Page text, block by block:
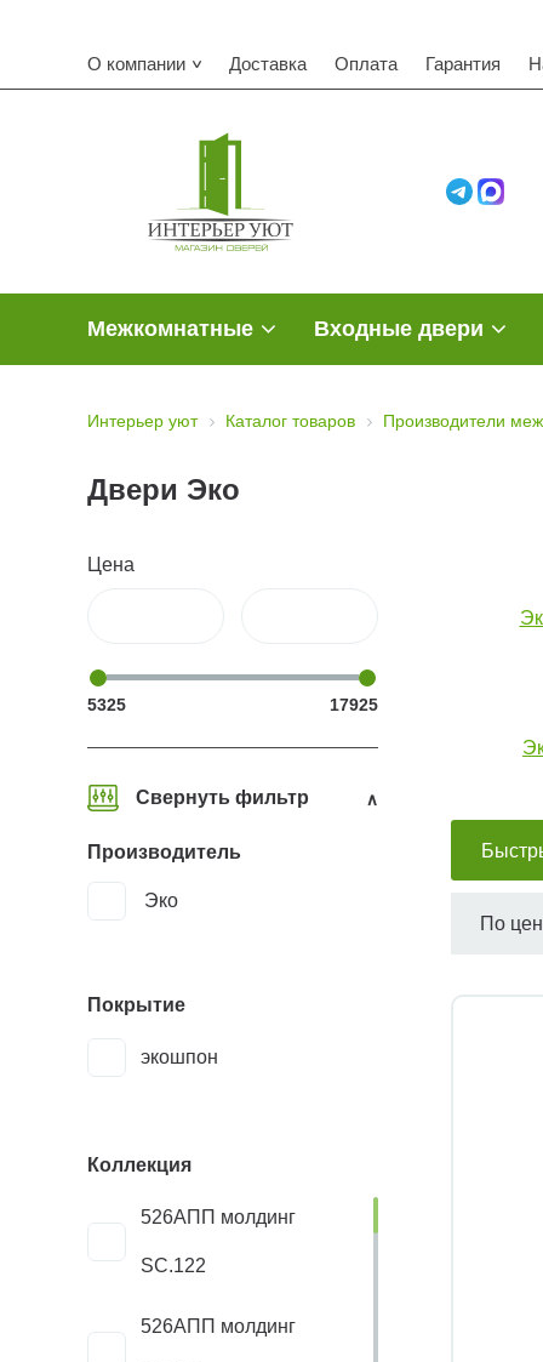
О компании Доставка Оплата Гарантия
Межкомнатные Входные двери
Интерьер уют Каталог товаров Производители
Двери Эко
Цена
5325 17925
Свернуть фильтр
Производитель
Эко
Покрытие
экошпон
Коллекция
526AПП молдинг
SC.122
526AПП молдинг
По